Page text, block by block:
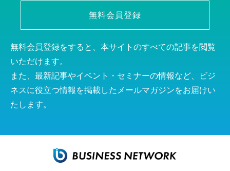
無料会員登録
無料会員登録をすると、本サイトのすべての記事を閲覧
いただけます。
また、最新記事やイベント・セミナーの情報など、ビジ
ネスに役立つ情報を掲載したメールマガジンをお届けい
たします。